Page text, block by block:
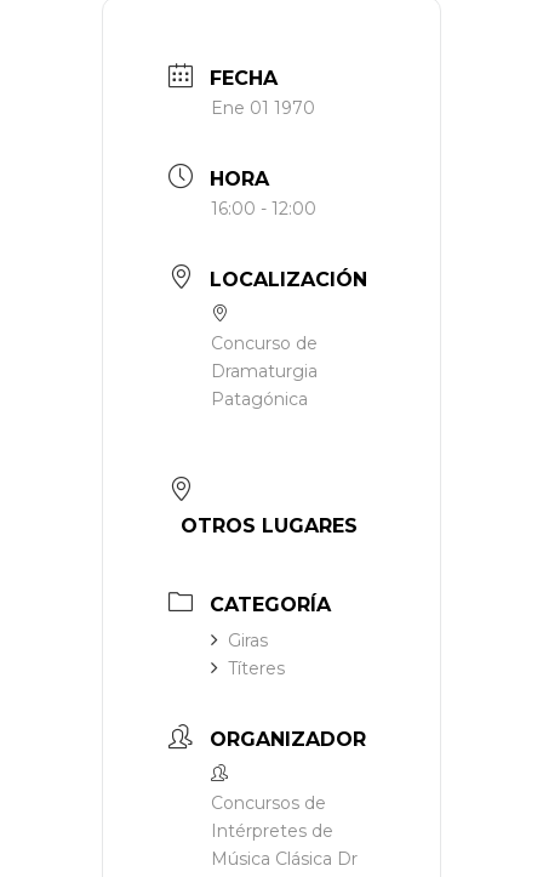
FECHA
Ene 01 1970
HORA
16:00 - 12:00
LOCALIZACIÓN
Concurso de
Dramaturgia
Patagónica
OTROS LUGARES
CATEGORÍA
Giras
Títeres
ORGANIZADOR
Concursos de
Intérpretes de
Música Clásica Dr